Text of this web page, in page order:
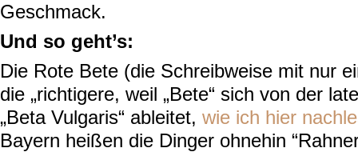
Geschmack.
Und so geht’s:
Die Rote Bete (die Schreibweise mit nur
die „richtigere, weil „Bete“ sich von der
„Beta Vulgaris“ ableitet, wie ich hier
Bayern heißen die Dinger ohnehin